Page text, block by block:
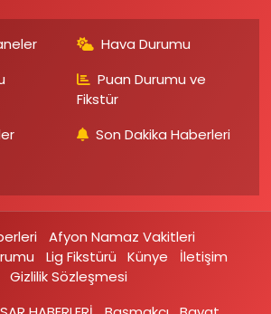
Hava Durumu
Puan Durumu ve
Fikstür
Son Dakika Haberleri
Afyon Namaz Vakitleri
Lig Fikstürü Künye
İletişim
Gizlilik Sözleşmesi